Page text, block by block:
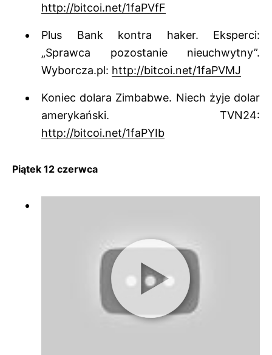
http://bitcoi.net/1faPVfF
Plus Bank kontra haker. Eksperci:
„Sprawca pozostanie nieuchwytny”.
Wyborcza.pl: http://bitcoi.net/1faPVMJ
Koniec dolara Zimbabwe. Niech żyje dolar
amerykański. TVN24:
http://bitcoi.net/1faPYIb
Piątek 12 czerwca